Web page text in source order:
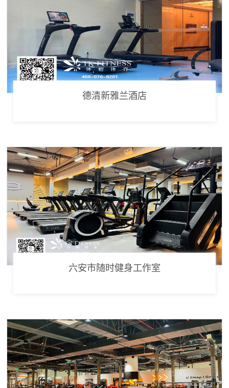
德清新雅兰酒店
六安市随时健身工作室